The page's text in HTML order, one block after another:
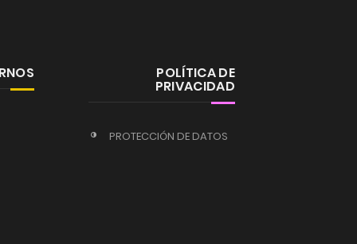
POLÍTICA DE
PRIVACIDAD
PROTECCIÓN DE DATOS